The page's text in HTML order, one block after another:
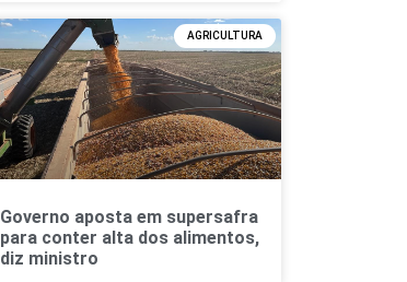
AGRICULTURA
Governo aposta em supersafra
para conter alta dos alimentos,
diz ministro